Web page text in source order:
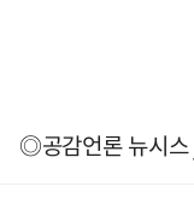
◎공감언론 뉴시스